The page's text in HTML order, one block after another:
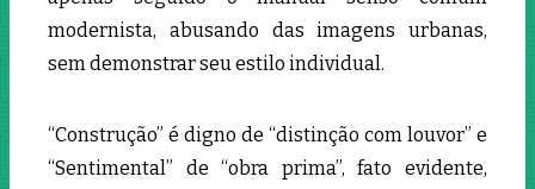
modernista, abusando das imagens urbanas,
sem demonstrar seu estilo individual.
“Construção” é digno de “distinção com louvor” e
“Sentimental” de “obra prima”, fato evidente,